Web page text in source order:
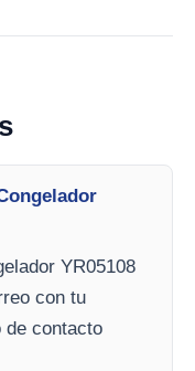
YR05108
con tu
de contacto